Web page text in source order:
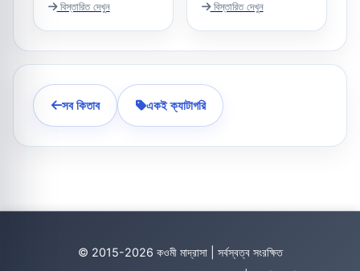
বিস্তারিত দেখুন বিস্তারিত দেখুন
সব কিতাব একই ক্যাটাগরি
© 2015-2026 কওমী মাদ্রাসা | সর্বস্বত্ব সংরক্ষিত